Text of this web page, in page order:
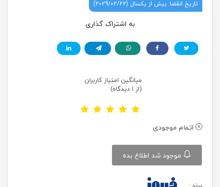
تاریخ انقضا: بیش از یکسال (2029/02/22)
به اشتراک گذاری
میانگین امتیاز کاربران
(از 1 دیدگاه)
اتمام موجودی
موجود شد اطلاع بده